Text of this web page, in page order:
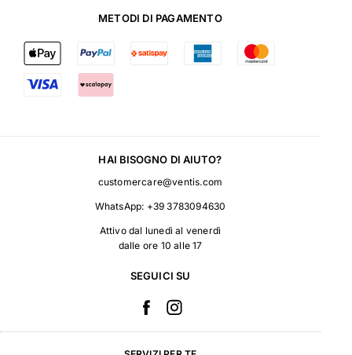
METODI DI PAGAMENTO
HAI BISOGNO DI AIUTO?
customercare@ventis.com
WhatsApp: +39 3783094630
Attivo dal lunedì al venerdì
dalle ore 10 alle 17
SEGUICI SU